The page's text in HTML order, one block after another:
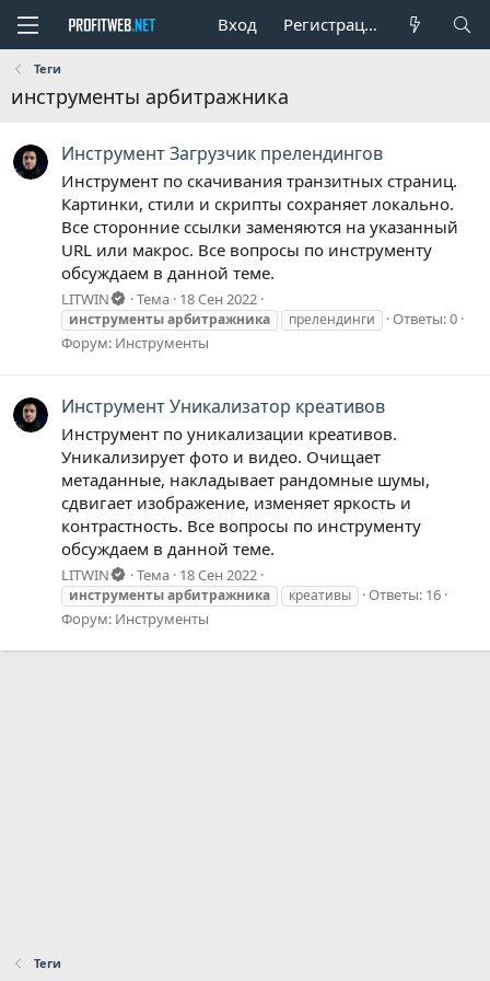
Вход Регистрация
Теги
инструменты арбитражника
ИнструментЗагрузчик прелендингов
Инструмент по скачивания транзитных страниц.
Картинки, стили и скрипты сохраняет локально.
Все сторонние ссылки заменяются на указанный
URL или макрос. Все вопросы по инструменту
обсуждаем в данной теме.
LITWIN Тема 18 Сен 2022
инструментыарбитражника прелендинги
Ответы: 0
Форум: Инструменты
ИнструментУникализатор креативов
Инструмент по уникализации креативов.
Уникализирует фото и видео. Очищает
метаданные, накладывает рандомные шумы,
сдвигает изображение, изменяет яркость и
контрастность. Все вопросы по инструменту
обсуждаем в данной теме.
LITWIN Тема 18 Сен 2022
инструментыарбитражника креативы
Ответы: 16
Форум: Инструменты
Теги